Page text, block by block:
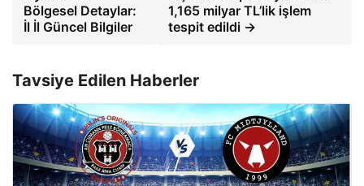
Bölgesel Detaylar:
İl İl Güncel Bilgiler
1,165 milyar TL’lik işlem
tespit edildi →
Tavsiye Edilen Haberler